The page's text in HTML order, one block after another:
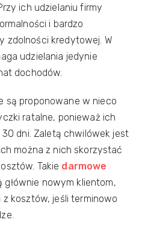
ich udzielaniu firmy
i bardzo
zdolności kredytowej. W
udzielania jedynie
dochodów.
są proponowane w nieco
ratalne, ponieważ ich
dni. Zaletą chwilówek jest
można z nich skorzystać
Takie darmowe
głównie nowym klientom,
kosztów, jeśli terminowo